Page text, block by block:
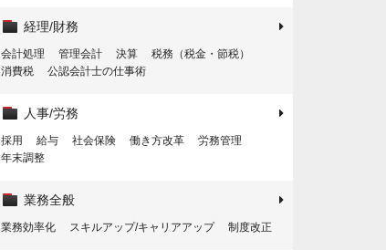
経理/財務
会計処理 管理会計 決算
税務（税金・節税）
消費税
公認会計士の仕事術
人事/労務
採用 給与 社会保険 働き方改革
労務管理
年末調整
業務全般
業務効率化 スキルアップ/キャリアアップ 制度改正